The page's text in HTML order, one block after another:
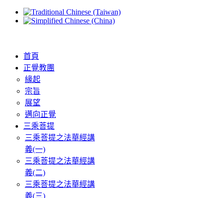
首頁
正覺教團
緣起
宗旨
展望
邁向正覺
三乘菩提
三乘菩提之法華經講
義(一)
三乘菩提之法華經講
義(二)
三乘菩提之法華經講
義(三)